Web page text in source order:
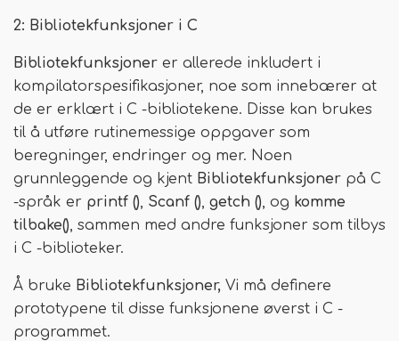
2: Bibliotekfunksjoner i C
Bibliotekfunksjoner er allerede inkludert i
kompilatorspesifikasjoner, noe som innebærer at
de er erklært i C -bibliotekene. Disse kan brukes
til å utføre rutinemessige oppgaver som
beregninger, endringer og mer. Noen
grunnleggende og kjent Bibliotekfunksjoner på C
-språk er printf (), Scanf (), getch (), og komme
tilbake(), sammen med andre funksjoner som tilbys
i C -biblioteker.
Å bruke Bibliotekfunksjoner, Vi må definere
prototypene til disse funksjonene øverst i C -
programmet.